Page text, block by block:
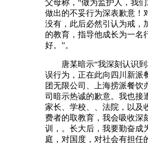
父母称，“做为监护人，我
做出的不妥行为深表歉意！
没有，此后必然引认为戒，
的教育，指导他成长为一名
好。”。
唐某暗示“我深刻认识到
误行为，正在此向四川新派
团无限公司、上海捞派餐饮
司暗示热诚的歉意。我也接
家长、学校、、法院，以及
费者的取教育，我会吸收深
训，。长大后，我要勤奋成
庭，对国度，对社会有担任